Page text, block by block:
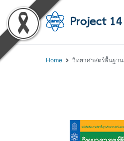
Home วิทยาศาสตร์พื้นฐาน